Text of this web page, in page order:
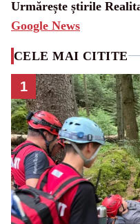
Urmărește știrile
Google News
CELE MAI CITITE
1